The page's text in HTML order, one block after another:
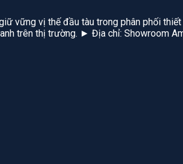
vững vị thế đầu tàu trong phân phối
trên thị trường. ► Địa chỉ: Showroom